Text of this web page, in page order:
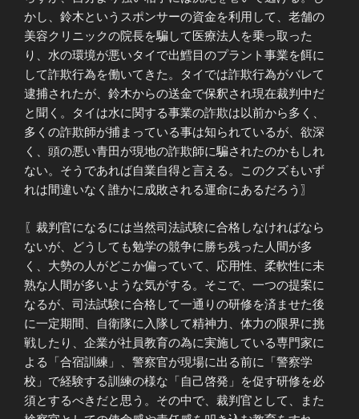
かし、鈴木というスポンサーの資金を利用して、老舗の
美容クリニックの院長を騙して医療法人を乗っ取った
り、水の環境が悪いタイで出鱈目のプラント事業を餌に
して詐欺行為を働いてきた。タイでは詐欺行為がバレて
逮捕されたが、鈴木からの送金で保釈され現在裁判中だ
と聞く。タイは水に関する事業の詐欺は以前から多く、
多くの詐欺師が捕まっている事は知られているが、欲深
く、頭の悪い青田が現地の詐欺師に騙されたのかもしれ
ない。そうであれば自業自得と言える。このクズもいず
れは間違いなく誰かに成敗される運命にあるだろう〗
〖裁判官になるには当然司法試験に合格しなければなら
ないが、どうしても勉学の競争に勝ち残った人間が多
く、大勢の人がどこか偏っていて、応用性、柔軟性に未
熟な人間が多いような気がする。そこで、一つの提案に
なるが、司法試験に合格して一通りの研修を済ませた後
に一定期間、自衛隊に入隊して精神力、体力の限界に挑
戦したり、企業が社員教育の為に実施している専門家に
よる「合宿訓練」、警察官が現場に出る前に「警察学
校」で経験する訓練の様な「自己啓発」を促す研修を必
須とするべきだと思う。その中で、裁判官として、また